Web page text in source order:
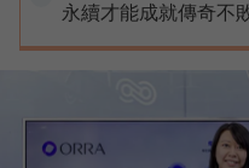
永續才能成就傳奇不